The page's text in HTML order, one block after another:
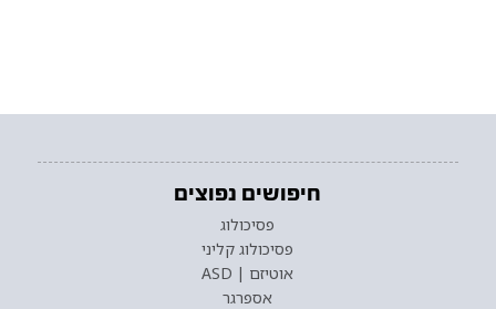
חיפושים נפוצים
פסיכולוג
פסיכולוג קליני
אוטיזם | ASD
אספרגר